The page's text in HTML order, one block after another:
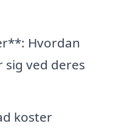
Hvordan
ved deres
koster